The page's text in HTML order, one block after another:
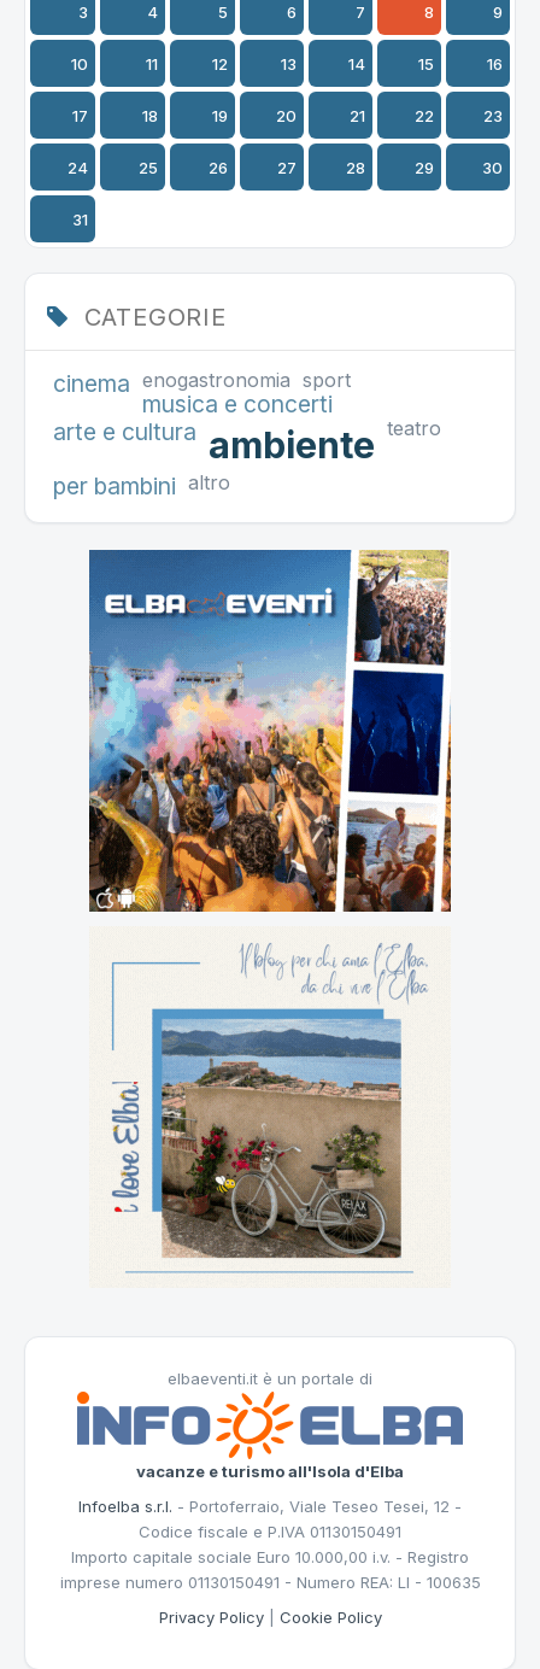
3 4 5 6 7 8 9
10 11 12 13 14 15 16
17 18 19 20 21 22 23
24 25 26 27 28 29 30
31
CATEGORIE
cinema enogastronomia sport
musica e concerti
arte e cultura ambiente teatro
per bambini altro
elbaeventi.it è un portale di
vacanze e turismo all'Isola d'Elba
Infoelba s.r.l. - Portoferraio, Viale Teseo Tesei, 12 -
Codice fiscale e P.IVA 01130150491
Importo capitale sociale Euro 10.000,00 i.v. - Registro
imprese numero 01130150491 - Numero REA: LI - 100635
Privacy Policy| Cookie Policy